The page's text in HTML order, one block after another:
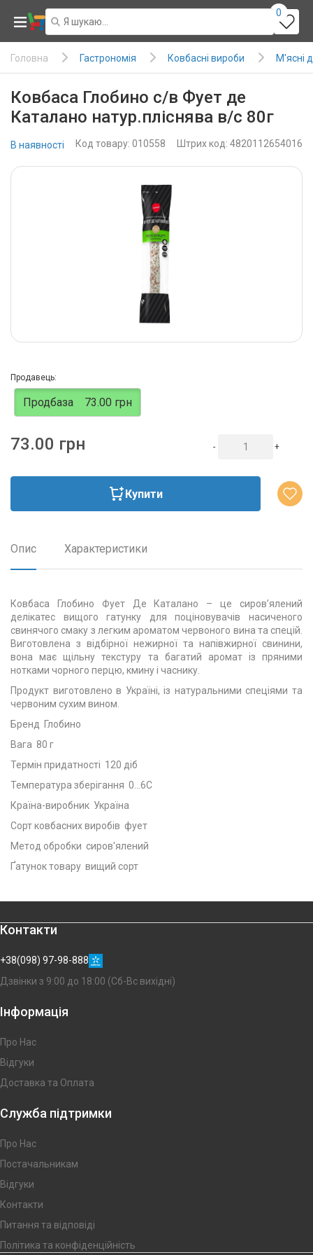
0
Головна Гастрономія Ковбасні вироби М'ясні
Ковбаса Глобино с/в Фует де
Каталано натур.пліснява в/с 80г
В наявності Код товару: 010558 Штрих код: 4820112654016
Продавець:
Продбаза 73.00 грн
73.00 грн - +
Купити
Опис Характеристики
Ковбаса Глобино Фует Де Каталано – це сиров’ялений
делікатес вищого гатунку для поціновувачів насиченого
свинячого смаку з легким ароматом червоного вина та спецій.
Виготовлена з відбірної нежирної та напівжирної свинини,
вона має щільну текстуру та багатий аромат із пряними
нотками чорного перцю, кмину і часнику.
Продукт виготовлено в Україні, із натуральними спеціями та
червоним сухим вином.
Бренд Глобино
Вага 80 г
Термін придатності 120 діб
Температура зберігання 0...6С
Країна-виробник Україна
Сорт ковбасних виробів фует
Метод обробки сиров'ялений
Ґатунок товару вищий сорт
Контакти
+38(098) 97-98-888
Дзвінки з 9:00 до 18:00 (Сб-Вс вихідні)
Інформація
Про Нас
Відгуки
Доставка та Оплата
Служба підтримки
Про Нас
Постачальникам
Відгуки
Контакти
Питання та відповіді
Політика та конфіденційність